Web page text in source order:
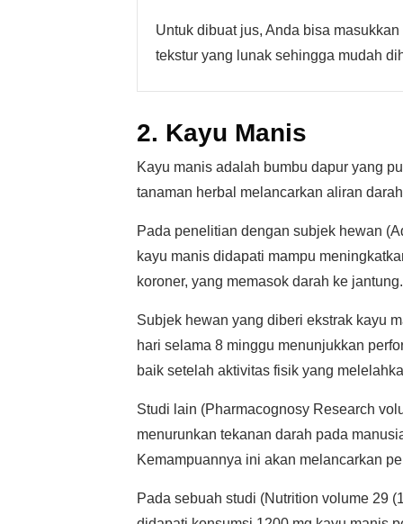
Untuk dibuat jus, Anda bisa
tekstur yang lunak sehingga mudah
2. Kayu Manis
Kayu manis adalah bumbu dapur yang
tanaman herbal melancarkan aliran
Pada penelitian dengan subjek hewan
kayu manis didapati mampu
koroner, yang memasok darah ke jantung.
Subjek hewan yang diberi ekstrak kayu
hari selama 8 minggu menunjukkan
baik setelah aktivitas fisik yang
Studi lain (Pharmacognosy Research
menurunkan tekanan darah pada
Kemampuannya ini akan melancarkan
Pada sebuah studi (Nutrition volume 29